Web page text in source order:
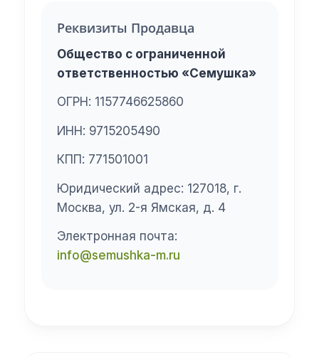
Реквизиты Продавца
Общество с ограниченной
ответственностью «Семушка»
ОГРН: 1157746625860
ИНН: 9715205490
КПП: 771501001
Юридический адрес: 127018, г.
Москва, ул. 2-я Ямская, д. 4
Электронная почта:
info@semushka-m.ru